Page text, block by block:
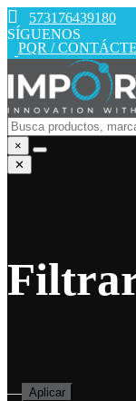
573176439180
SÍGUENOS
PQR /
×
✕
— Aplicar